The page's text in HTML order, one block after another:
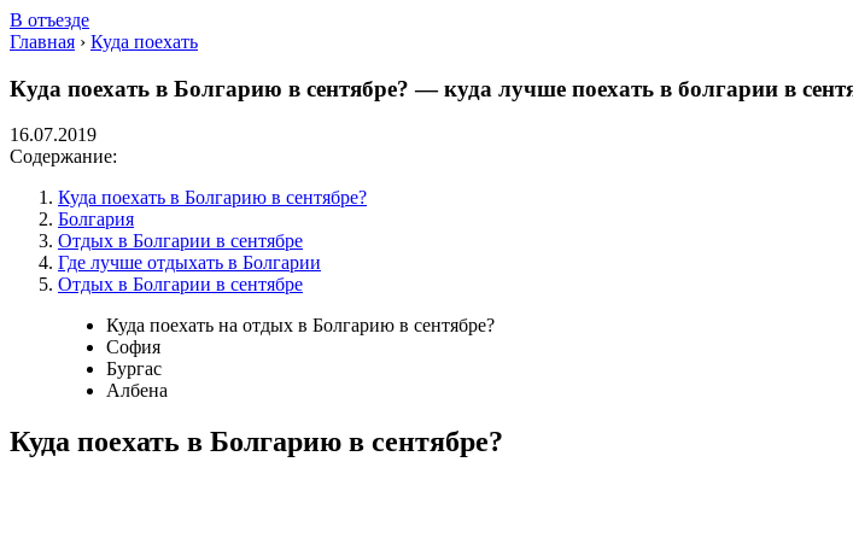
В отъезде
Главная › Куда поехать
Куда поехать в Болгарию в сентябре? — куда лучше поехать в болгарии в
16.07.2019
Содержание:
Куда поехать в Болгарию в сентябре?
Болгария
Отдых в Болгарии в сентябре
Где лучше отдыхать в Болгарии
Отдых в Болгарии в сентябре
Куда поехать на отдых в Болгарию в сентябре?
София
Бургас
Албена
Куда поехать в Болгарию в сентябре?